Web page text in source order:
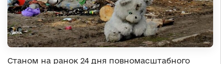
Станом на ранок 24 дня повномасштабного